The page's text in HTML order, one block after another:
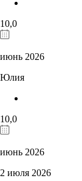
10,0
июнь 2026
Юлия
10,0
июнь 2026
2 июля 2026